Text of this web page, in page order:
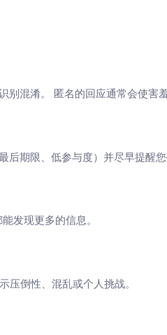
混淆。 匿名的回应通常会使害
后期限、低参与度）并尽早提醒
发现更多的信息。
压倒性、混乱或个人挑战。